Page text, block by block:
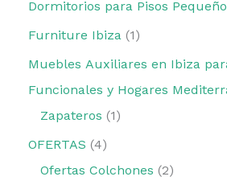
Dormitorios para Pisos
Furniture Ibiza 1
Muebles Auxiliares en Ibiza
Funcionales y Hogares
Zapateros
1
OFERTAS 4
Ofertas Colchones 2